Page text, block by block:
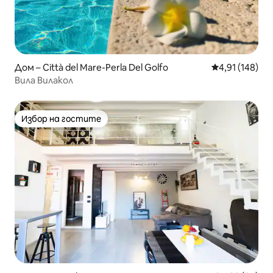
Дом – Città del Mare-Perla Del Golfo Средна
4,91 (148)
Вила Вилакол
Избор на гостите
Избор на гостите